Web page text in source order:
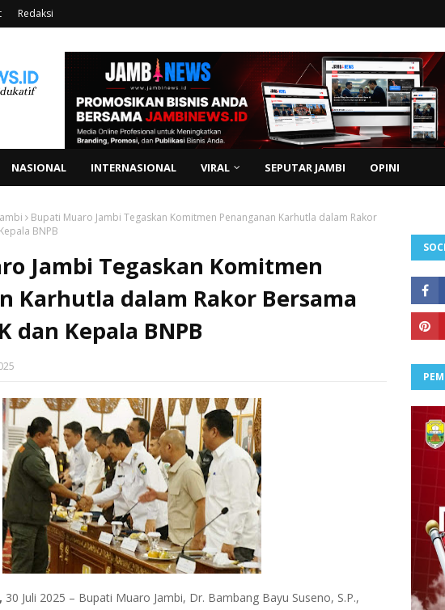
Redaksi
NASIONAL INTERNASIONAL VIRAL SEPUTAR JAMBI OPINI
Bupati Muaro Jambi Tegaskan Komitmen Penanganan Karhutla dalam Rakor
BNPB
Jambi Tegaskan Komitmen
Karhutla dalam Rakor Bersama
dan Kepala BNPB
30 Juli 2025 – Bupati Muaro Jambi, Dr. Bambang Bayu Suseno, S.P.,